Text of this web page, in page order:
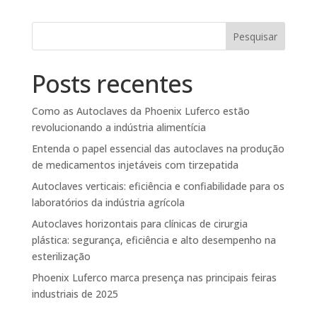
Pesquisar
Posts recentes
Como as Autoclaves da Phoenix Luferco estão
revolucionando a indústria alimentícia
Entenda o papel essencial das autoclaves na produção
de medicamentos injetáveis com tirzepatida
Autoclaves verticais: eficiência e confiabilidade para os
laboratórios da indústria agrícola
Autoclaves horizontais para clínicas de cirurgia
plástica: segurança, eficiência e alto desempenho na
esterilização
Phoenix Luferco marca presença nas principais feiras
industriais de 2025